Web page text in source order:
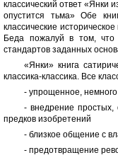
классический ответ «Янки
опустится тьма» Обе
классические
Беда пожалуй в том, что
стандартов заданных
«Янки» книга
классика-классика. Все
- упрощенное,
- внедрение
предков изобретений
- близкое общение с
- предотвращение